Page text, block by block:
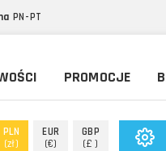
PN-PT
PROMOCJE
PLN
(zł)
EUR
(€)
GBP
(£ )